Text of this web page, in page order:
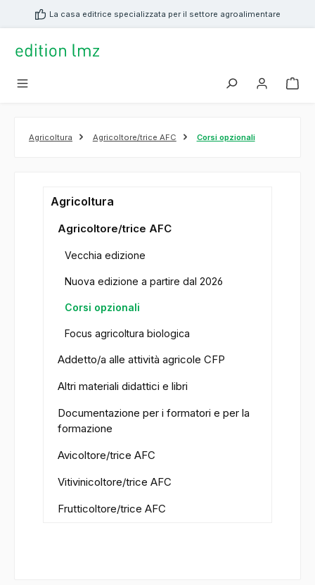
principaleLa casa editrice specializzata per il settore agroalimentare
Agricoltura Agricoltore/trice AFC Corsi opzionali
Agricoltura
Agricoltore/trice AFC
Vecchia edizione
Nuova edizione a partire dal 2026
Corsi opzionali
Focus agricoltura biologica
Addetto/a alle attività agricole CFP
Altri materiali didattici e libri
Documentazione per i formatori e per la
formazione
Avicoltore/trice AFC
Vitivinicoltore/trice AFC
Frutticoltore/trice AFC